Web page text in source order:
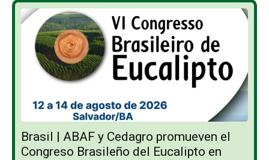
Brasil | ABAF y Cedagro promueven el
Congreso Brasileño del Eucalipto en